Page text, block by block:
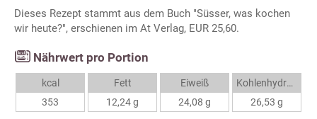
Dieses Rezept stammt aus dem Buch "Süsser, was kochen
wir heute?", ­erschienen im At Verlag, EUR 25,60.
Nährwert pro Portion
kcal
353
Fett
12,24 g
Eiweiß
24,08 g
Kohlenhydrate
26,53 g